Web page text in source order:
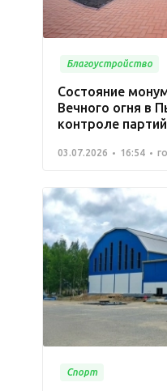
Благоустройство
Состояние
Вечного огня в
контроле
03.07.2026 16:54
Спорт